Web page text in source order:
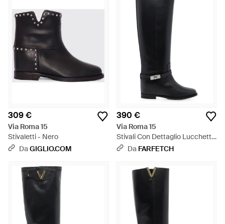
309 €
Via Roma 15
Stivaletti - Nero
DaGIGLIO.COM
390 €
Via Roma 15
Stivali Con Dettaglio Lucchetto
- Nero
Da FARFETCH